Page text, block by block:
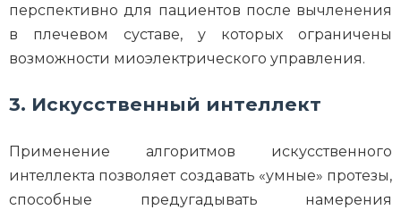
перспективно для пациентов после вычленения
в плечевом суставе, у которых ограничены
возможности миоэлектрического управления.
3. Искусственный интеллект
Применение алгоритмов искусственного
интеллекта позволяет создавать «умные» протезы,
способные предугадывать намерения